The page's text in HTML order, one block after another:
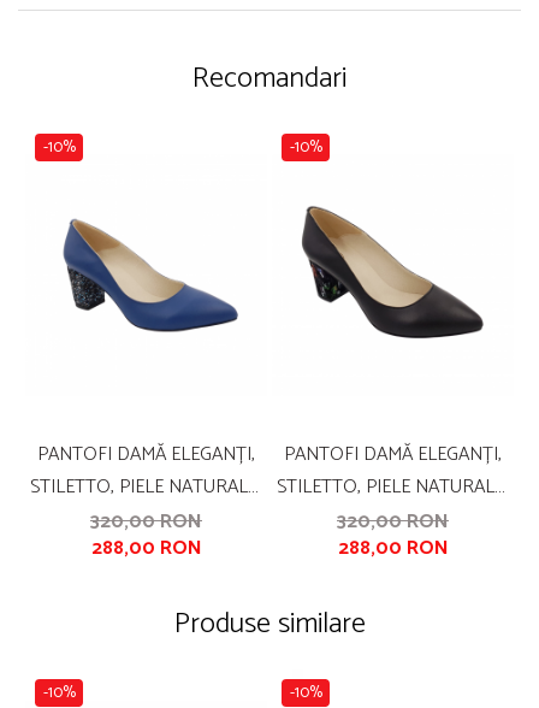
Recomandari
-10%
PANTOFI DAMĂ ELEGANȚI,
STILETTO, PIELE NATURALĂ,
TOC GROS ÎMBRĂCAT,
ALBASTRU CU FLORI
320,00 RON
288,00 RON
-10%
PANTOFI DAMĂ ELEGANȚI,
STILETTO, PIELE NATURALĂ,
TOC GROS ÎMBRĂCAT,
PICASSO, NEGRU, SANDALI
320,00 RON
288,00 RON
Produse similare
-10% -10%